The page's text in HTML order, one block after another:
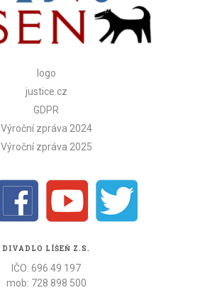
logo
justice.cz
GDPR
Výroční zpráva 2024
Výroční zpráva 2025
DIVADLO LÍŠEŇ Z.S.
IČO: 696 49 197
mob: 728 898 500